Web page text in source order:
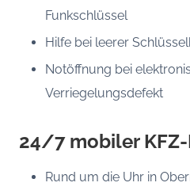
Funkschlüssel
Hilfe bei leerer
Notöffnung bei
Verriegelungsdefekt
24/7 mobiler
Rund um die Uhr in